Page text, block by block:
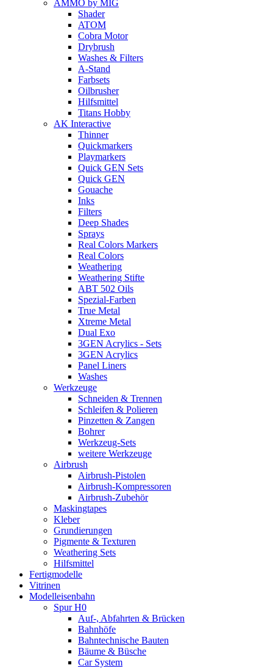
AMMO by MIG
Shader
ATOM
Cobra Motor
Drybrush
Washes & Filters
A-Stand
Farbsets
Oilbrusher
Hilfsmittel
Titans Hobby
AK Interactive
Thinner
Quickmarkers
Playmarkers
Quick GEN Sets
Quick GEN
Gouache
Inks
Filters
Deep Shades
Sprays
Real Colors Markers
Real Colors
Weathering
Weathering Stifte
ABT 502 Oils
Spezial-Farben
True Metal
Xtreme Metal
Dual Exo
3GEN Acrylics - Sets
3GEN Acrylics
Panel Liners
Washes
Werkzeuge
Schneiden & Trennen
Schleifen & Polieren
Pinzetten & Zangen
Bohrer
Werkzeug-Sets
weitere Werkzeuge
Airbrush
Airbrush-Pistolen
Airbrush-Kompressoren
Airbrush-Zubehör
Maskingtapes
Kleber
Grundierungen
Pigmente & Texturen
Weathering Sets
Hilfsmittel
Fertigmodelle
Vitrinen
Modelleisenbahn
Spur H0
Auf-, Abfahrten & Brücken
Bahnhöfe
Bahntechnische Bauten
Bäume & Büsche
Car System